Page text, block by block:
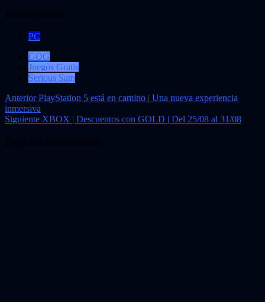
PC
GOG
Juegos Gratis
Serious Sam
Navegación
de
AnteriorPlayStation 5 está en camino | Una nueva experiencia
inmersiva
Siguiente XBOX | Descuentos con GOLD | Del 25/08 al 31/08